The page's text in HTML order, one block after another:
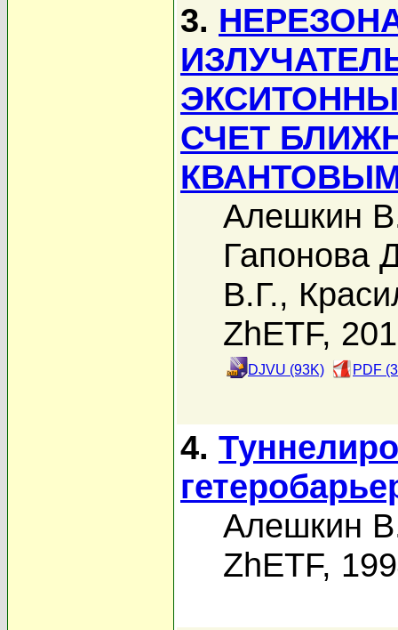
3.
СЧЕТ
Алешкин
Гапонова
В.Г.,
ZhETF,
DJVU (93K) PDF
4.
Алешкин
ZhETF,